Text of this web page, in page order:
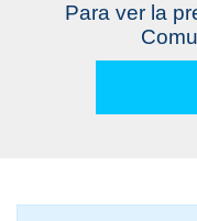
Para ver la